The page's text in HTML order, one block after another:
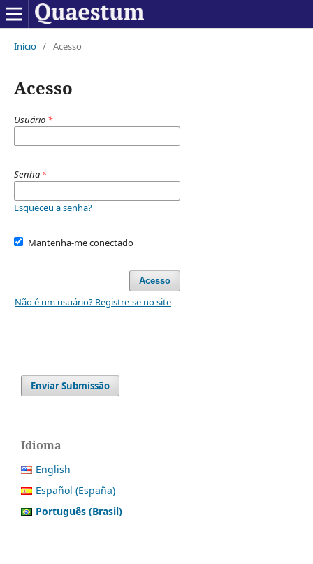
Início / Acesso
Acesso
Usuário *
Senha *
Esqueceu a senha?
Mantenha-me conectado
Acesso
Não é um usuário? Registre-se no site
Enviar Submissão
Idioma
English
Español (España)
Português (Brasil)